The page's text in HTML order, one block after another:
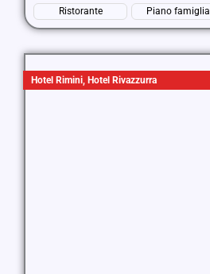
Ristorante
Piano famiglia
Hotel Rimini, Hotel Rivazzurra